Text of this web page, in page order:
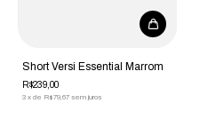
Short Versi Essential Marrom
R$239,00
3 x de R$79,67 sem juros